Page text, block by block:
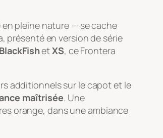
en pleine nature — se cache
présenté en version de série
BlackFishetXS, ce Frontera
additionnels sur le capot et le
maîtrisée. Une
orange, dans une ambiance